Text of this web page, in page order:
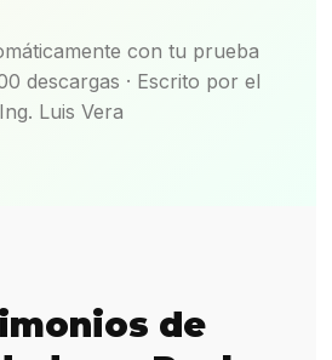
con tu prueba
descargas · Escrito por el
Ing. Luis Vera
de